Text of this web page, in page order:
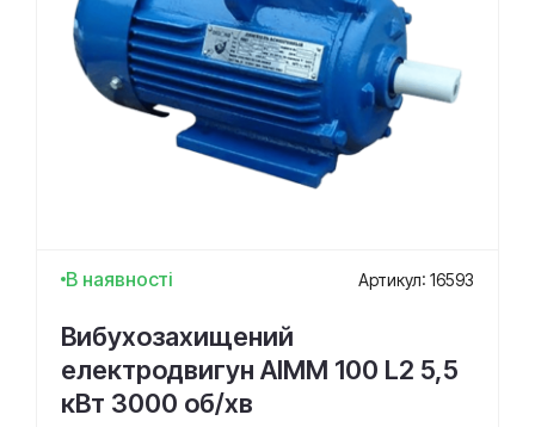
В наявності Артикул: 16593
Вибухозахищений
електродвигун АІММ 100 L2 5,5
кВт 3000 об/хв